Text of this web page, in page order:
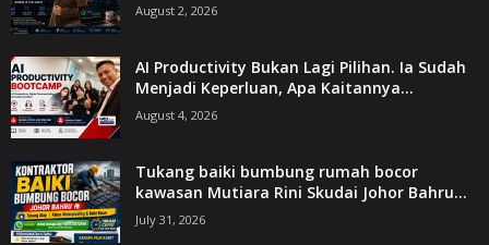
August 2, 2026
AI Productivity Bukan Lagi Pilihan. Ia Sudah
Menjadi Keperluan, Apa Kaitannya...
August 4, 2026
Tukang baiki bumbung rumah bocor
kawasan Mutiara Rini Skudai Johor Bahru...
July 31, 2026